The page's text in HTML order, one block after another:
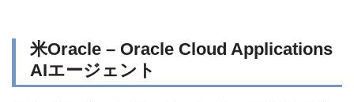
米Oracle – Oracle Cloud Applications
AIエージェント